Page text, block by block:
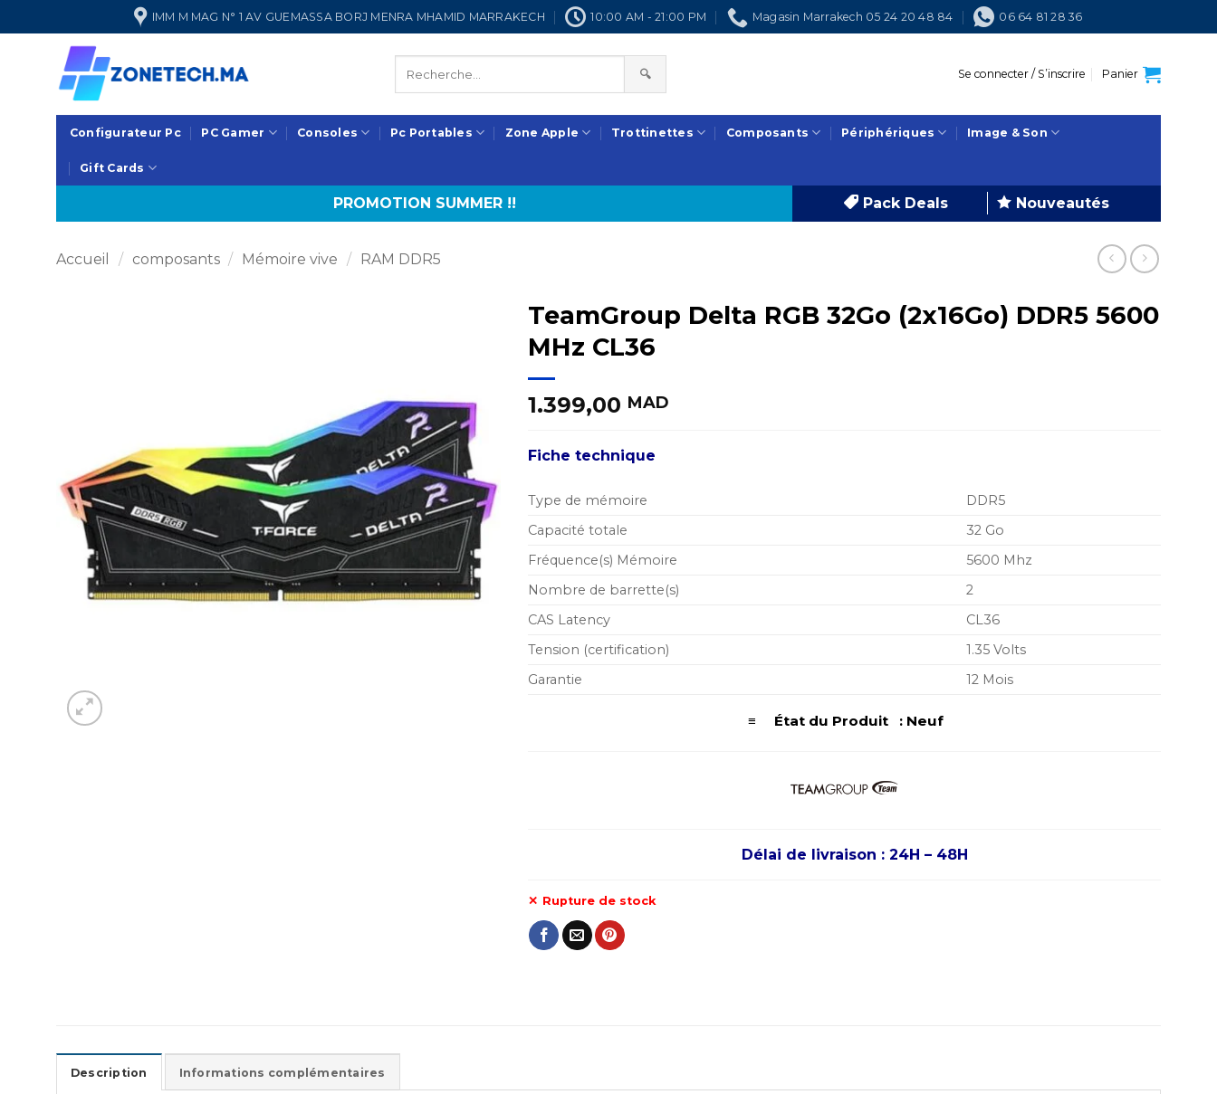
au
IMM M MAG N° 1 AV GUEMASSA BORJ MENRA MHAMID MARRAKECH 10:00 AM - 21:00 PM Magasin Marrakech 05 24 20 48 84 06 64 81 28 36
🔍 Se connecter / S’inscrire Panier
Configurateur Pc PC Gamer Consoles Pc Portables Zone Apple Trottinettes Composants Périphériques Image & Son
Gift Cards
PROMOTION SUMMER !! Pack Deals Nouveautés
Accueil / composants / Mémoire vive / RAM DDR5
TeamGroup Delta RGB 32Go (2x16Go) DDR5 5600
MHz CL36
1.399,00 MAD
Fiche technique
Type de mémoire
DDR5
Capacité totale
32 Go
Fréquence(s) Mémoire
5600 Mhz
Nombre de barrette(s)
2
CAS Latency
CL36
Tension (certification)
1.35 Volts
Garantie
12 Mois
≡ État du Produit : Neuf
Délai de livraison : 24H – 48H
Rupture de stock
Description Informations complémentaires